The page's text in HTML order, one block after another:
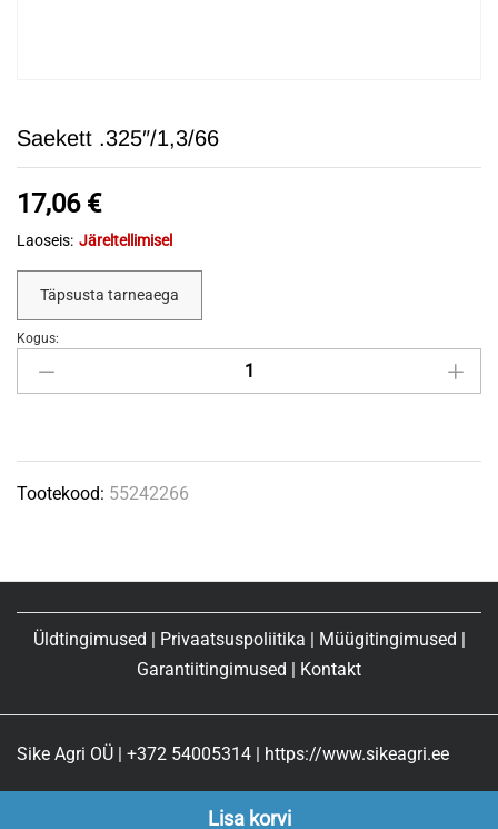
Saekett .325″/1,3/66
17,06 €
Laoseis: Järeltellimisel
Täpsusta tarneaega
Saekett
.325"/1,3/66
Kogus:
Lisa korvi
Tootekood: 55242266
Üldtingimused Privaatsuspoliitika Müügitingimused
Garantiitingimused
Kontakt
Sike Agri OÜ | +372 54005314 | https://www.sikeagri.ee